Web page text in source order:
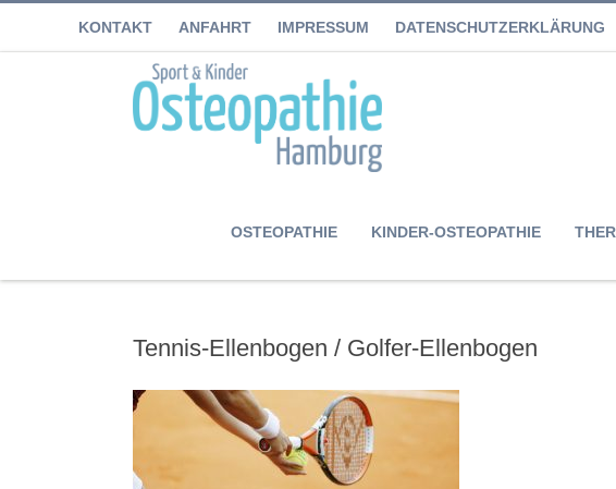
KONTAKT ANFAHRT IMPRESSUM DATENSCHUTZERKLÄRUNG
OSTEOPATHIE KINDER-OSTEOPATHIE
Tennis-Ellenbogen / Golfer-Ellenbogen